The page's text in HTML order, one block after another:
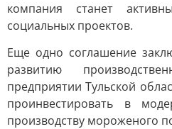
компания станет
социальных проектов.
Еще одно соглашение
развитию
предприятии Тульской
проинвестировать в
производству мороженого